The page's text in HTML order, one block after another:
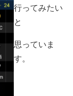
行ってみたい
と
思っていま
す。